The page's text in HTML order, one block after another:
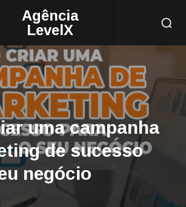
Agência
LevelX
uma campanha
de sucesso
negócio